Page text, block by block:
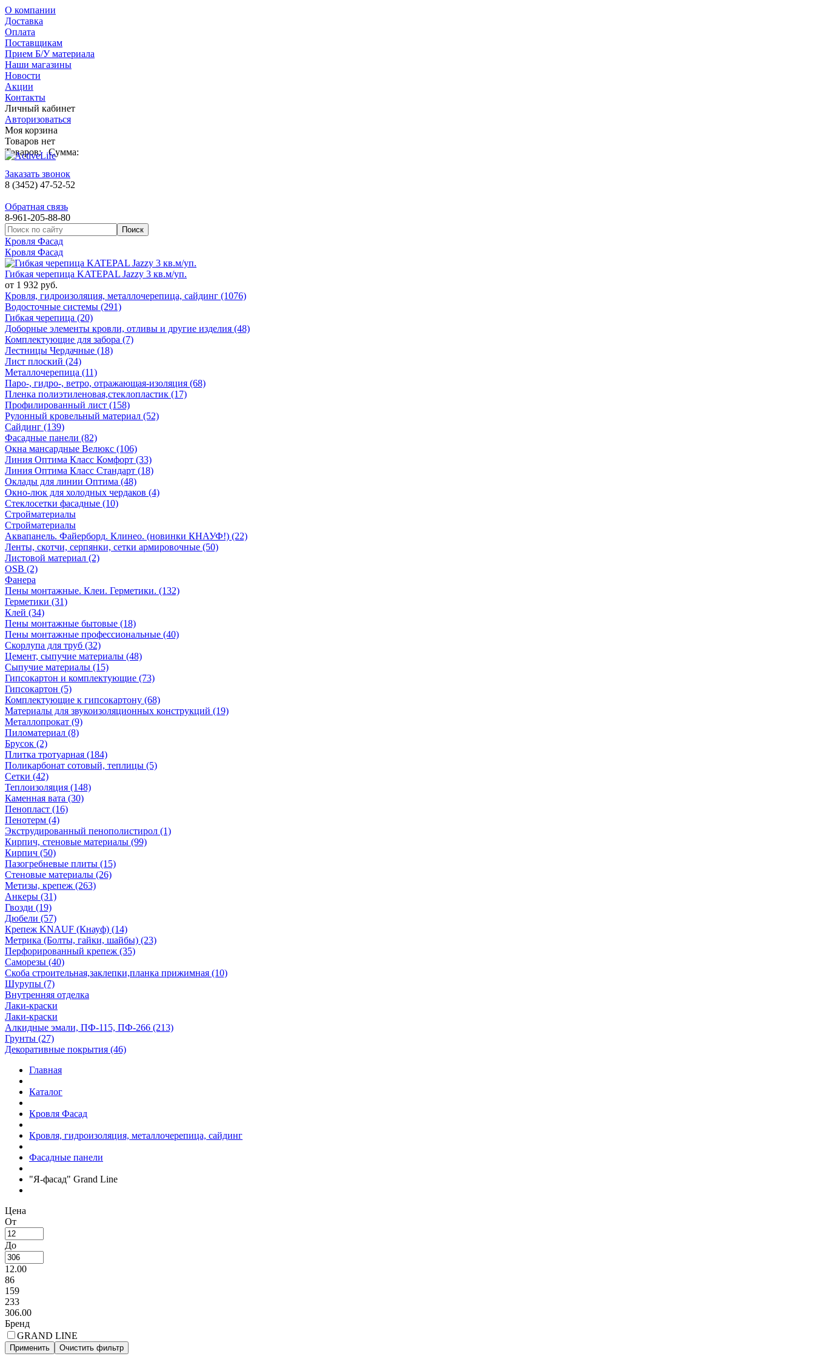
О компании
Доставка
Оплата
Поставщикам
Прием Б/У материала
Наши магазины
Новости
Акции
Контакты
Личный кабинет
Авторизоваться
Моя корзина
Товаров нет
Товаров: Сумма:
Заказать звонок
8 (3452) 47-52-52
Обратная связь
8-961-205-88-80
Кровля Фасад
Кровля Фасад
Гибкая черепица KATEPAL Jazzy 3 кв.м/уп.
от 1 932 руб.
Кровля, гидроизоляция, металлочерепица, сайдинг (1076)
Водосточные системы (291)
Гибкая черепица (20)
Доборные элементы кровли, отливы и другие изделия (48)
Комплектующие для забора (7)
Лестницы Чердачные (18)
Лист плоский (24)
Металлочерепица (11)
Паро-, гидро-, ветро, отражающая-изоляция (68)
Пленка полиэтиленовая,стеклопластик (17)
Профилированный лист (158)
Рулонный кровельный материал (52)
Сайдинг (139)
Фасадные панели (82)
Окна мансардные Велюкс (106)
Линия Оптима Класс Комфорт (33)
Линия Оптима Класс Стандарт (18)
Оклады для линии Оптима (48)
Окно-люк для холодных чердаков (4)
Стеклосетки фасадные (10)
Стройматериалы
Стройматериалы
Аквапанель. Файерборд. Клинео. (новинки КНАУФ!) (22)
Ленты, скотчи, серпянки, сетки армировочные (50)
Листовой материал (2)
OSB (2)
Фанера
Пены монтажные. Клеи. Герметики. (132)
Герметики (31)
Клей (34)
Пены монтажные бытовые (18)
Пены монтажные профессиональные (40)
Скорлупа для труб (32)
Цемент, сыпучие материалы (48)
Сыпучие материалы (15)
Гипсокартон и комплектующие (73)
Гипсокартон (5)
Комплектующие к гипсокартону (68)
Материалы для звукоизоляционных конструкций (19)
Металлопрокат (9)
Пиломатериал (8)
Брусок (2)
Плитка тротуарная (184)
Поликарбонат сотовый, теплицы (5)
Сетки (42)
Теплоизоляция (148)
Каменная вата (30)
Пенопласт (16)
Пенотерм (4)
Экструдированный пенополистирол (1)
Кирпич, стеновые материалы (99)
Кирпич (50)
Пазогребневые плиты (15)
Стеновые материалы (26)
Метизы, крепеж (263)
Анкеры (31)
Гвозди (19)
Дюбели (57)
Крепеж KNAUF (Кнауф) (14)
Метрика (Болты, гайки, шайбы) (23)
Перфорированный крепеж (35)
Саморезы (40)
Скоба строительная,заклепки,планка прижимная (10)
Шурупы (7)
Внутренняя отделка
Лаки-краски
Лаки-краски
Алкидные эмали, ПФ-115, ПФ-266 (213)
Грунты (27)
Декоративные покрытия (46)
Главная
Каталог
Кровля Фасад
Кровля, гидроизоляция, металлочерепица, сайдинг
Фасадные панели
"Я-фасад" Grand Line
Цена
От
До
12.00
86
159
233
306.00
Бренд
GRAND LINE